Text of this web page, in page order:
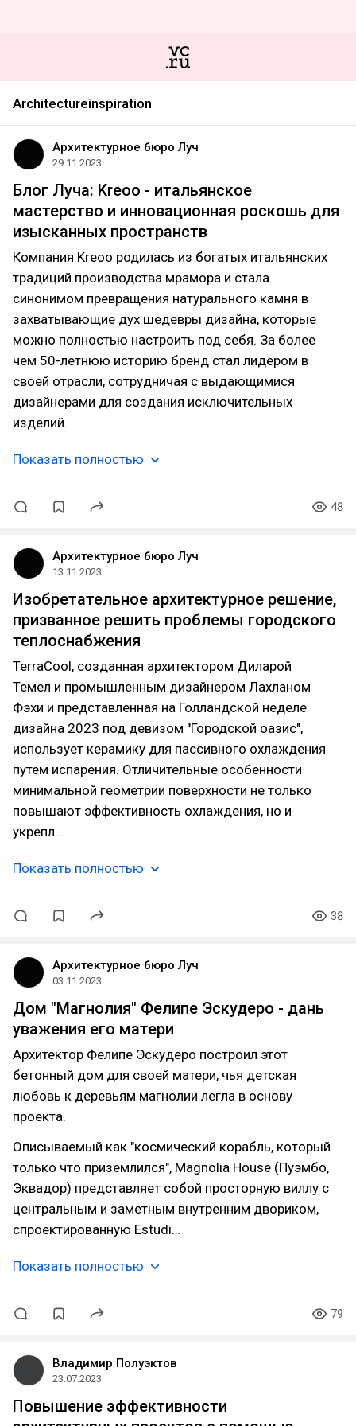
Architectureinspiration
Архитектурное бюро Луч
29.11.2023
Блог Луча: Kreoo - итальянское
мастерство и инновационная роскошь для
изысканных пространств
Компания Kreoo родилась из богатых итальянских
традиций производства мрамора и стала
синонимом превращения натурального камня в
захватывающие дух шедевры дизайна, которые
можно полностью настроить под себя. За более
чем 50-летнюю историю бренд стал лидером в
своей отрасли, сотрудничая с выдающимися
дизайнерами для создания исключительных
изделий.
Показать полностью
48
Архитектурное бюро Луч
13.11.2023
Изобретательное архитектурное решение,
призванное решить проблемы городского
теплоснабжения
TerraCool, созданная архитектором Диларой
Темел и промышленным дизайнером Лахланом
Фэхи и представленная на Голландской неделе
дизайна 2023 под девизом "Городской оазис",
использует керамику для пассивного охлаждения
путем испарения. Отличительные особенности
минимальной геометрии поверхности не только
повышают эффективность охлаждения, но и
укрепл…
Показать полностью
38
Архитектурное бюро Луч
03.11.2023
Дом "Магнолия" Фелипе Эскудеро - дань
уважения его матери
Архитектор Фелипе Эскудеро построил этот
бетонный дом для своей матери, чья детская
любовь к деревьям магнолии легла в основу
проекта.
Описываемый как "космический корабль, который
только что приземлился", Magnolia House (Пуэмбо,
Эквадор) представляет собой просторную виллу с
центральным и заметным внутренним двориком,
спроектированную Estudi…
Показать полностью
79
Владимир Полуэктов
23.07.2023
Повышение эффективности